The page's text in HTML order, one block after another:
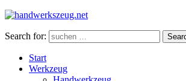
Search for:
Start
Werkzeug